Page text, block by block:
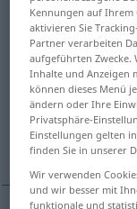
Übersicht aller
(Für mehr Details
ein, eine,
Weitere
Kennungen auf Ihrem
aktivieren Sie
Partner verarbeiten
aufgeführten Zwecke.
Inhalte und Anzeigen
können dieses Menü
ändern oder Ihre
Privatsphäre-
Einstellungen gelten
finden Sie in unserer
Wir verwenden
und wir besser mit
funktionale und